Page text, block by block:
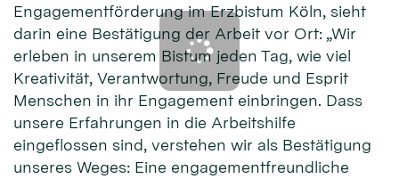
Engagementförderung im Erzbistum Köln, sieht
darin eine Bestätigung der Arbeit vor Ort: „Wir
erleben in unserem Bistum jeden Tag, wie viel
Kreativität, Verantwortung, Freude und Esprit
Menschen in ihr Engagement einbringen. Dass
unsere Erfahrungen in die Arbeitshilfe
eingeflossen sind, verstehen wir als Bestätigung
unseres Weges: Eine engagementfreundliche